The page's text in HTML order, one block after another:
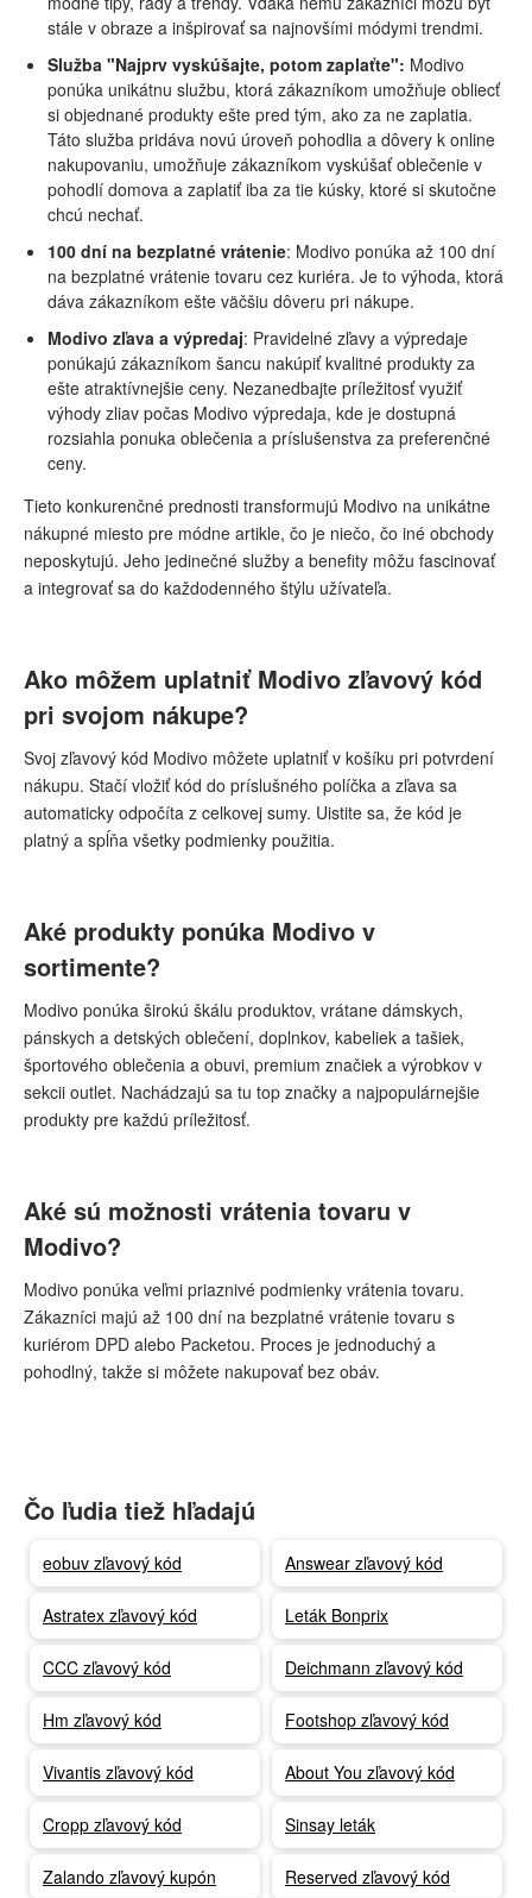
stále v obraze a inšpirovať sa najnovšími módymi trendmi.
Služba "Najprv vyskúšajte, potom zaplaťte": Modivo
ponúka unikátnu službu, ktorá zákazníkom umožňuje obliecť
si objednané produkty ešte pred tým, ako za ne zaplatia.
Táto služba pridáva novú úroveň pohodlia a dôvery k online
nakupovaniu, umožňuje zákazníkom vyskúšať oblečenie v
pohodlí domova a zaplatiť iba za tie kúsky, ktoré si skutočne
chcú nechať.
100 dní na bezplatné vrátenie: Modivo ponúka až 100 dní
na bezplatné vrátenie tovaru cez kuriéra. Je to výhoda, ktorá
dáva zákazníkom ešte väčšiu dôveru pri nákupe.
Modivo zľava a výpredaj: Pravidelné zľavy a výpredaje
ponúkajú zákazníkom šancu nakúpiť kvalitné produkty za
ešte atraktívnejšie ceny. Nezanedbajte príležitosť využiť
výhody zliav počas Modivo výpredaja, kde je dostupná
rozsiahla ponuka oblečenia a príslušenstva za preferenčné
ceny.
Tieto konkurenčné prednosti transformujú Modivo na unikátne
nákupné miesto pre módne artikle, čo je niečo, čo iné obchody
neposkytujú. Jeho jedinečné služby a benefity môžu fascinovať
a integrovať sa do každodenného štýlu užívateľa.
Ako môžem uplatniť Modivo zľavový kód
pri svojom nákupe?
Svoj zľavový kód Modivo môžete uplatniť v košíku pri potvrdení
nákupu. Stačí vložiť kód do príslušného políčka a zľava sa
automaticky odpočíta z celkovej sumy. Uistite sa, že kód je
platný a spĺňa všetky podmienky použitia.
Aké produkty ponúka Modivo v
sortimente?
Modivo ponúka širokú škálu produktov, vrátane dámskych,
pánskych a detských oblečení, doplnkov, kabeliek a tašiek,
športového oblečenia a obuvi, premium značiek a výrobkov v
sekcii outlet. Nachádzajú sa tu top značky a najpopulárnejšie
produkty pre každú príležitosť.
Aké sú možnosti vrátenia tovaru v
Modivo?
Modivo ponúka veľmi priaznivé podmienky vrátenia tovaru.
Zákazníci majú až 100 dní na bezplatné vrátenie tovaru s
kuriérom DPD alebo Packetou. Proces je jednoduchý a
pohodlný, takže si môžete nakupovať bez obáv.
Čo ľudia tiež hľadajú
eobuv zľavový kód Answear zľavový kód
Astratex zľavový kód Leták Bonprix
CCC zľavový kód Deichmann zľavový kód
Hm zľavový kód Footshop zľavový kód
Vivantis zľavový kód About You zľavový kód
Cropp zľavový kód Sinsay leták
Zalando zľavový kupón Reserved zľavový kód